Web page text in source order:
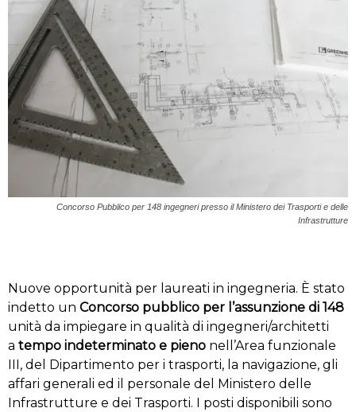
Concorso Pubblico per 148 ingegneri presso il Ministero dei Trasporti e delle
Infrastrutture
Nuove opportunità per laureati in ingegneria. È stato
indetto un Concorso pubblico per l’assunzione di 148
unità da impiegare in qualità di ingegneri/architetti
a tempo indeterminato e pieno nell’Area funzionale
III, del Dipartimento per i trasporti, la navigazione, gli
affari generali ed il personale del Ministero delle
Infrastrutture e dei Trasporti. I posti disponibili sono